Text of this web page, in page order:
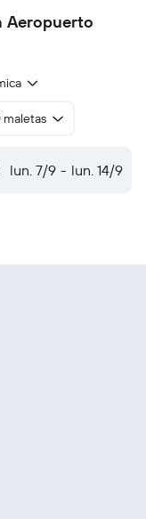
Aeropuerto
maletas
lun. 7/9 - lun. 14/9